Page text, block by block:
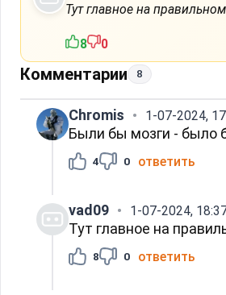
Тут главное на
8 0
Комментарии 8
Chromis 1-07-2024,
Были бы мозги - было
4 0 ответить
vad09 1-07-2024,
Тут главное на
8 0 ответить